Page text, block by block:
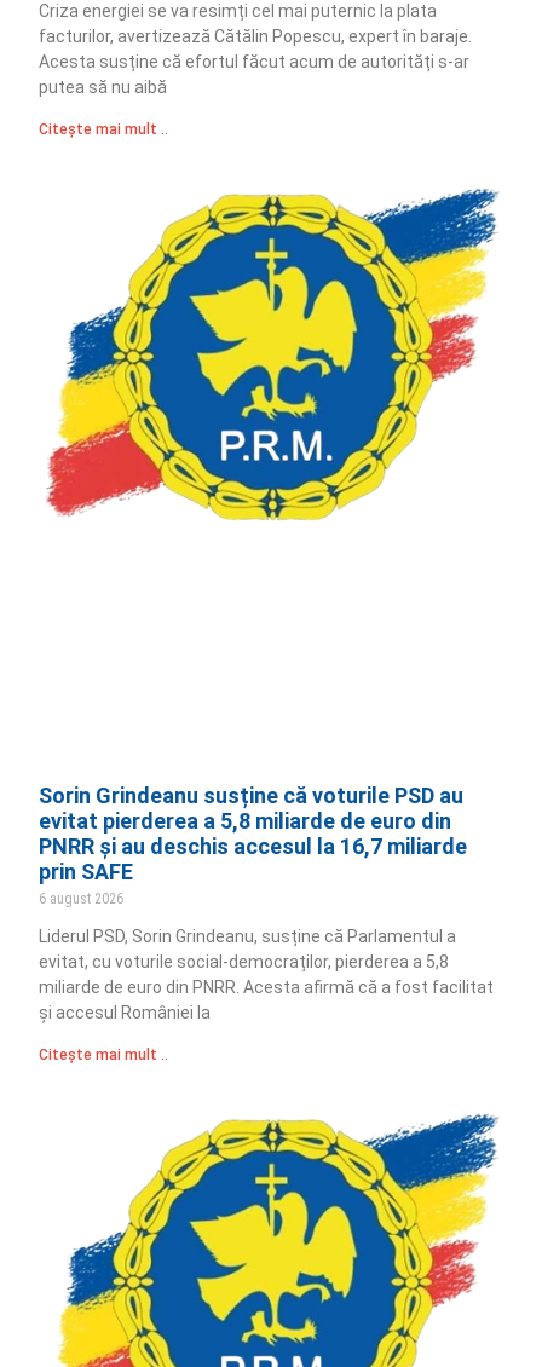
Criza energiei se va resimți cel mai puternic la plata
facturilor, avertizează Cătălin Popescu, expert în baraje.
Acesta susține că efortul făcut acum de autorități s-ar
putea să nu aibă
Citește mai mult ..
Sorin Grindeanu susține că voturile PSD au
evitat pierderea a 5,8 miliarde de euro din
PNRR și au deschis accesul la 16,7 miliarde
prin SAFE
6 august 2026
Liderul PSD, Sorin Grindeanu, susține că Parlamentul a
evitat, cu voturile social-democraților, pierderea a 5,8
miliarde de euro din PNRR. Acesta afirmă că a fost facilitat
și accesul României la
Citește mai mult ..